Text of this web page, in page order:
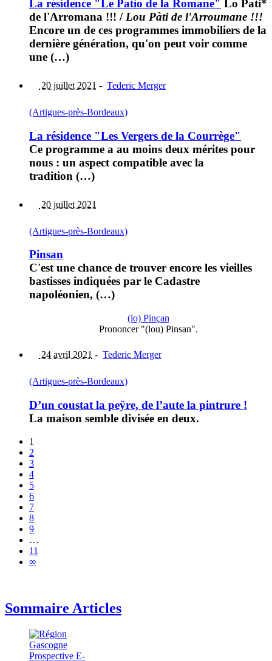
La résidence "Le Patio de la Romane" Lo Pati*
de l'Arromana !!! /Lou Pàti de l'Arroumane !!!
Encore un de ces programmes immobiliers de la
dernière génération, qu'on peut voir comme
une (…)
20 juillet 2021 - Tederic Merger
(Artigues-près-Bordeaux)
La résidence "Les Vergers de la Courrège"
Ce programme a au moins deux mérites pour
nous : un aspect compatible avec la
tradition (…)
20 juillet 2021
(Artigues-près-Bordeaux)
Pinsan
C'est une chance de trouver encore les vieilles
bastisses indiquées par le Cadastre
napoléonien, (…)
(lo) Pinçan
Prononcer "(lou) Pinsan".
24 avril 2021 - Tederic Merger
(Artigues-près-Bordeaux)
D’un coustat la peÿre, de l’aute la pintrure !
La maison semble divisée en deux.
1
2
3
4
5
6
7
8
9
…
11
∞
Sommaire Articles